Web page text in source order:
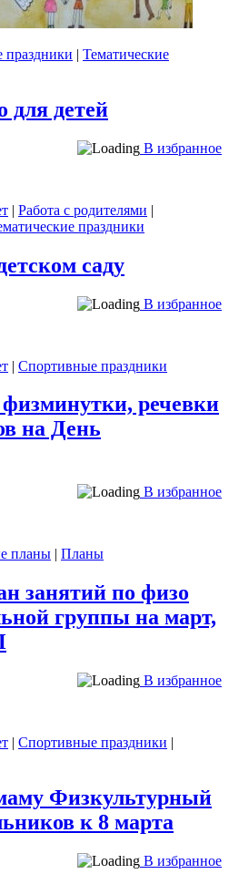
| Тематические
для детей
В избранное
| Работа с родителями |
праздники
саду
В избранное
| Спортивные праздники
речевки
на День
В избранное
планы | Планы
занятий по физо
группы на март,
В избранное
| Спортивные праздники |
Физкультурный
к 8 марта
В избранное